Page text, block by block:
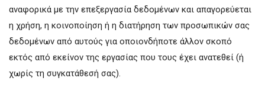
αναφορικά με την επεξεργασία δεδομένων και απαγορεύεται
η χρήση, η κοινοποίηση ή η διατήρηση των προσωπικών σας
δεδομένων από αυτούς για οποιονδήποτε άλλον σκοπό
εκτός από εκείνον της εργασίας που τους έχει ανατεθεί (ή
χωρίς τη συγκατάθεσή σας).